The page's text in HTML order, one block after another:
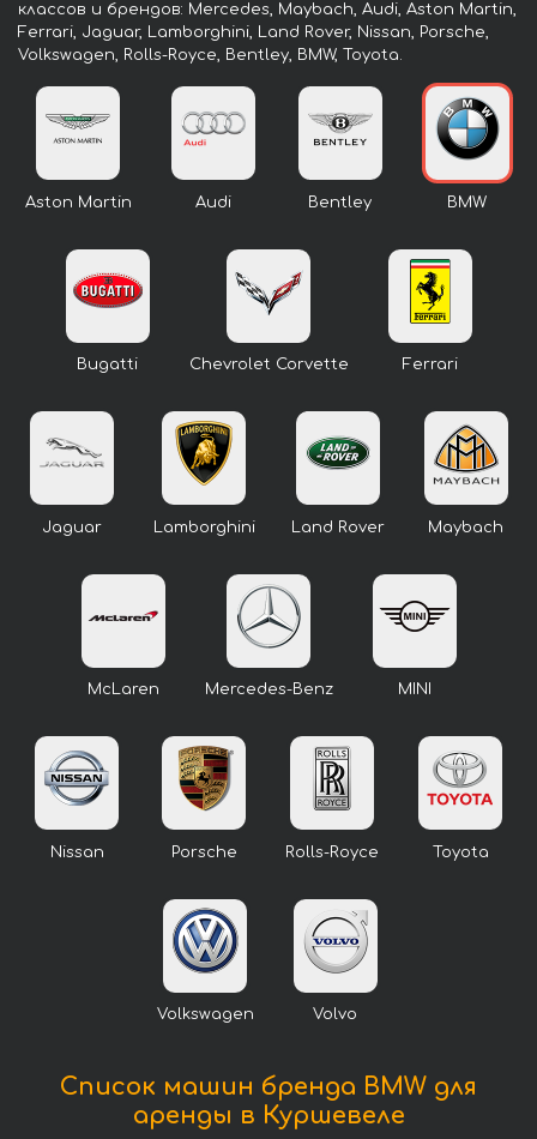
классов и брендов: Mercedes, Maybach, Audi, Aston Martin,
Ferrari, Jaguar, Lamborghini, Land Rover, Nissan, Porsche,
Volkswagen, Rolls-Royce, Bentley, BMW, Toyota.
Aston Martin Audi Bentley BMW
Bugatti Chevrolet Corvette Ferrari
Jaguar Lamborghini Land Rover Maybach
McLaren Mercedes-Benz MINI
Nissan Porsche Rolls-Royce Toyota
Volkswagen Volvo
Список машин бренда BMW для
аренды в Куршевеле